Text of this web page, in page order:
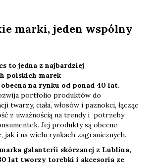
marki, jeden wspólny
to jedna z najbardziej
polskich marek
na rynku od ponad 40 lat.
portfolio produktów do
twarzy, ciała, włosów i paznokci, łącząc
z uważnością na trendy i potrzeby
Jej produkty są obecne
jak i na wielu rynkach zagranicznych.
galanterii skórzanej z Lublina,
lat tworzy torebki i akcesoria ze